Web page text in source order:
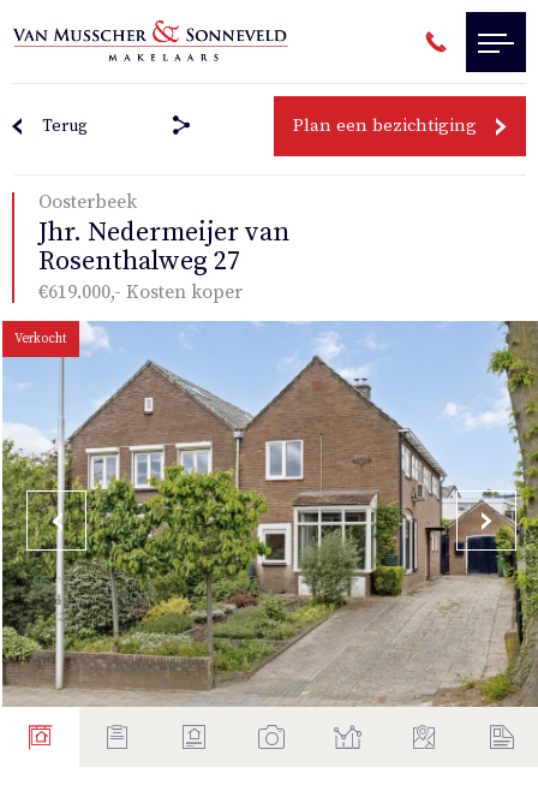
Oosterbeek
Jhr. Nedermeijer van
Rosenthalweg 27
€619.000,- Kosten koper
Terug Plan een bezichtiging
Verkocht